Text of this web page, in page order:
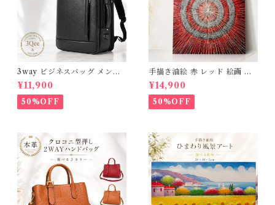
3way ビジネスバッグ メンズ
本革 撥水 ビジネスリュック 大
容量 15.6インチ PC対応 A4
マチ拡張 リュックサック 通勤
自転車 出張 通勤リュック 黒
おしゃれ 薄型 大きめ ギフト
プレゼント 父の日 3Qee 266
705_ee
¥11,900
50%OFF
手描き油絵 赤 レッド 絵画 イ
ンテリア 壁掛け 50×60cm 肉
筆油絵 アートパネル モダン ア
ートフレーム 円 抽象画 風水
玄関 リビング おしゃれ 額入り
祝い プレゼント ギフト 3Qee
1560001_ee 送料無料
¥14,900
50%OFF